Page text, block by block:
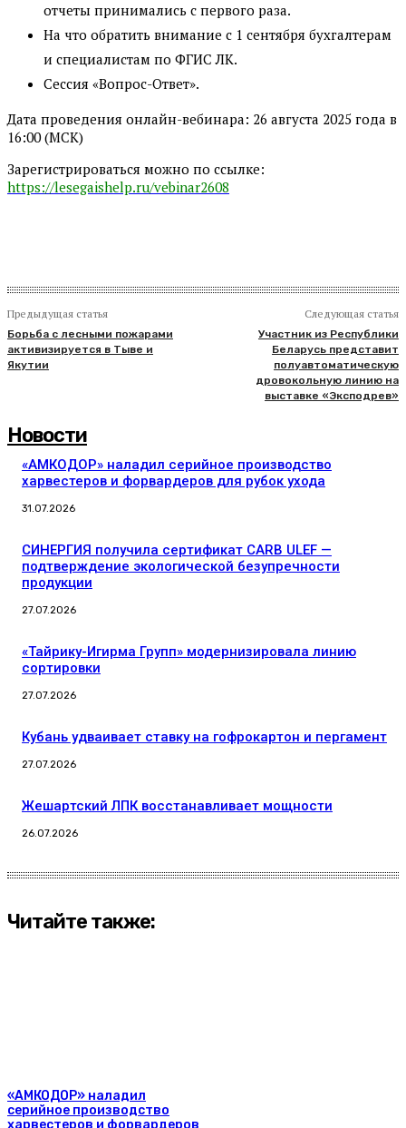
отчеты принимались с первого раза.
На что обратить внимание с 1 сентября бухгалтерам
и специалистам по ФГИС ЛК.
Сессия «Вопрос-Ответ».
Дата проведения онлайн-вебинара: 26 августа 2025 года в
16:00 (МСК)
Зарегистрироваться можно по ссылке:
https://lesegaishelp.ru/vebinar2608
Предыдущая статья
Борьба с лесными пожарами
активизируется в Тыве и
Якутии
Следующая статья
Участник из Республики
Беларусь представит
полуавтоматическую
дровокольную линию на
выставке «Эксподрев»
Новости
«АМКОДОР» наладил серийное производство
харвестеров и форвардеров для рубок ухода
31.07.2026
СИНЕРГИЯ получила сертификат CARB ULEF —
подтверждение экологической безупречности
продукции
27.07.2026
«Тайрику-Игирма Групп» модернизировала линию
сортировки
27.07.2026
Кубань удваивает ставку на гофрокартон и пергамент
27.07.2026
Жешартский ЛПК восстанавливает мощности
26.07.2026
Читайте также:
«АМКОДОР» наладил
серийное производство
харвестеров и форвардеров